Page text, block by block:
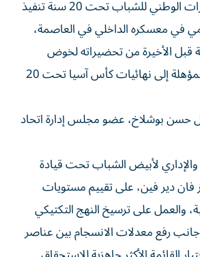
في معسكره الداخلي في العاصمة،
قبل الأخيرة من تحضيراته لخوض
بوشلاخ، عضو مجلس إدارة اتحاد
لأبيض الشباب تحت قيادة
فان دير فين، على تقييم مستويات
والعمل على ترسيخ النهج التكتيكي
رفع معدلات الانسجام بين عناصر
القائمة الأكثر جاهزية للاستحقاق